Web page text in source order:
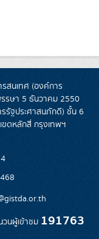
สนเทศ (องค์การ
รษา 5 ธันวาคม 2550
รัฐประศาสนภักดี) ชั้น 6
ตหลักสี่ กรุงเทพฯ
วนผู้เข้าชม 191763